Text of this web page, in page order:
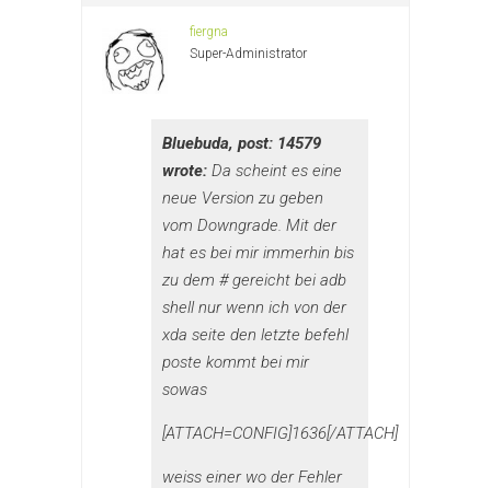
fiergna
Super-Administrator
Bluebuda, post: 14579
wrote: Da scheint es eine
neue Version zu geben
vom Downgrade. Mit der
hat es bei mir immerhin bis
zu dem # gereicht bei adb
shell nur wenn ich von der
xda seite den letzte befehl
poste kommt bei mir
sowas
[ATTACH=CONFIG]1636[/ATTACH]
weiss einer wo der Fehler